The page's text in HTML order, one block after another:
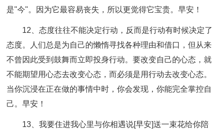
是"今"。因为它最容易丧失，所以更觉得它宝贵。早安！
12、态度往往不能决定行动，反而是行动有时候决定了
态度。人们总是为自己的懒惰寻找各种理由和借口，但从来
不曾因此受到鼓舞而立即投身行动。要改变自己的心态，就
不能期望用心态去改变心态，而必须是用行动去改变心态。
当你沉浸在正在做的事情中时，你会发现，你能完全掌控自
己。早安！
13、我要住进我心里与你相遇说[早安]送一束花给你陪